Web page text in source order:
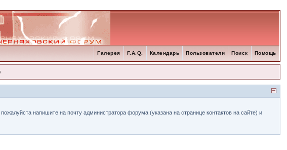
Помощь
Поиск
Пользователи
Календарь
F.A.Q.
Галерея
напишите на почту администратора форума (указана на странице контактов на сайте) и